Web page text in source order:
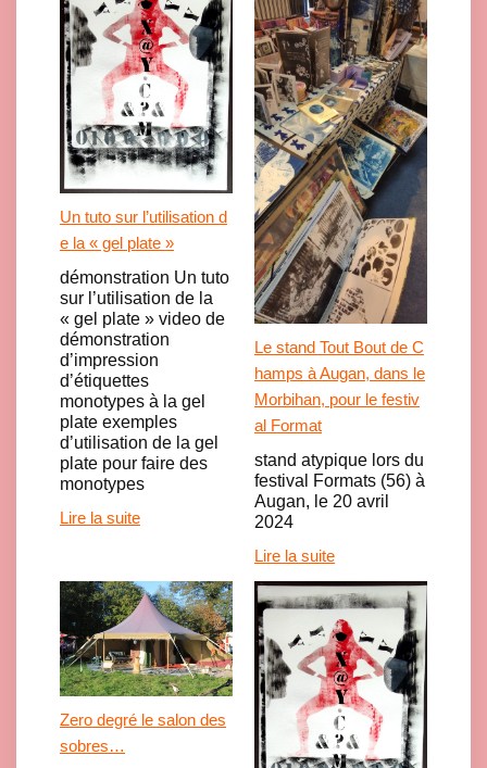
Un tuto sur l’utilisation d
e la « gel plate »
démonstration Un tuto
sur l’utilisation de la
« gel plate » video de
démonstration
d’impression
d’étiquettes
monotypes à la gel
plate exemples
d’utilisation de la gel
plate pour faire des
monotypes
Lire la suite
Le stand Tout Bout de C
hamps à Augan, dans le
Morbihan, pour le festiv
al Format
stand atypique lors du
festival Formats (56) à
Augan, le 20 avril
2024
Lire la suite
Zero degré le salon des
sobres…